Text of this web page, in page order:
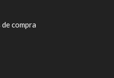
compra